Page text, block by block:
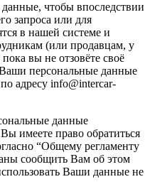
чтобы впоследствии
запроса или для
в нашей системе и
(или продавцам, у
вы не отзовёте своё
персональные данные
адресу info@intercar-
данные
имеете право обратиться
“Общему регламенту
сообщить Вам об этом
Ваши данные не